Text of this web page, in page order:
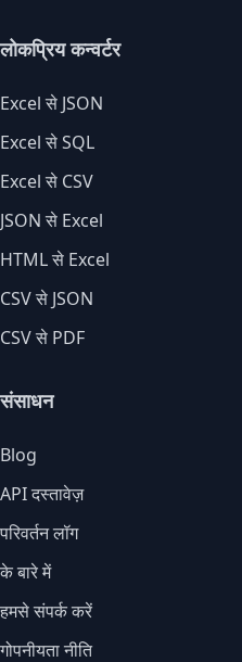
लोकप्रिय कन्वर्टर
Excel से JSON
Excel से SQL
Excel से CSV
JSON से Excel
HTML से Excel
CSV से JSON
CSV से PDF
संसाधन
Blog
API दस्तावेज़
परिवर्तन लॉग
के बारे में
हमसे संपर्क करें
गोपनीयता नीति